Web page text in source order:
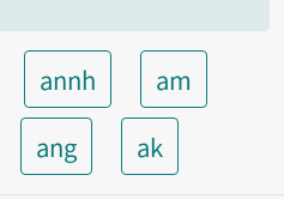
annh
am
ang ak